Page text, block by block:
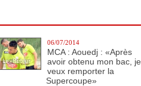
06/07/2014
MCA : Aouedj : «Après
avoir obtenu mon bac, je
veux remporter la
Supercoupe»